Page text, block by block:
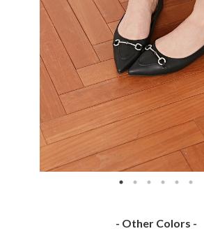
- Other Colors -